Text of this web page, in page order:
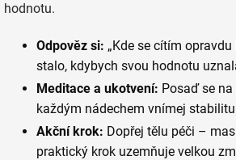
hodnotu.
Odpověz si: „Kde se cítím
stalo, kdybych svou hodnotu
Meditace a ukotvení: Posaď se
každým nádechem vnímej
Akční krok: Dopřej tělu péči –
praktický krok uzemňuje velkou